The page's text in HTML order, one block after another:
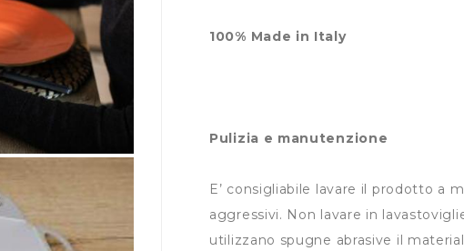
100% Made in Italy
Pulizia e manutenzione
E’ consigliabile lavare il prodotto a
aggressivi. Non lavare in
utilizzano spugne abrasive il